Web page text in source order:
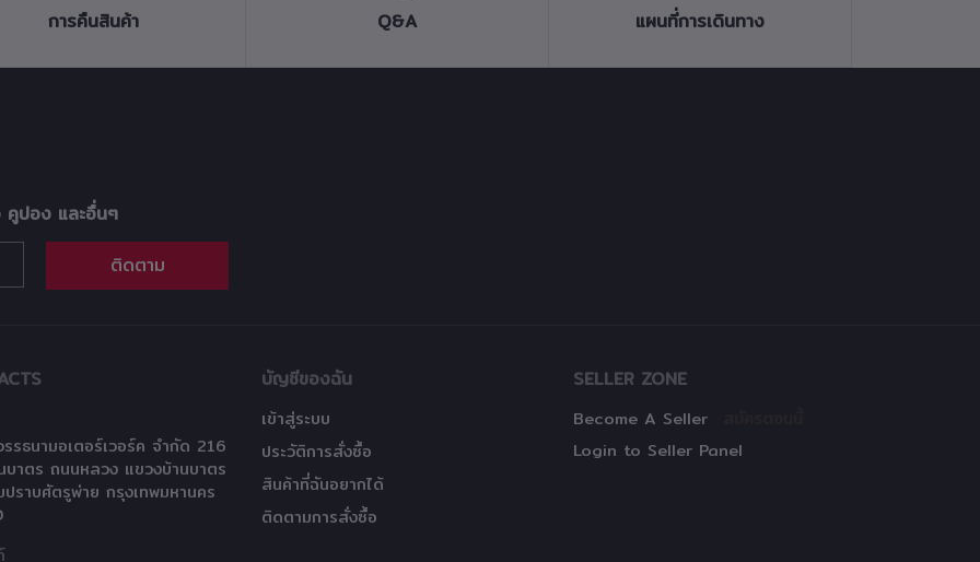
การคืนสินค้า Q&A แผนที่การเดินทาง
คูปอง และอื่นๆ
ติดตาม
รธนามอเตอร์เวอร์ค จำกัด 216
บาตร ถนนหลวง แขวงบ้านบาตร
ปราบศัตรูพ่าย กรุงเทพมหานคร
บัญชีของฉัน
เข้าสู่ระบบ
ประวัติการสั่งซื้อ
สินค้าที่ฉันอยากได้
ติดตามการสั่งซื้อ
SELLER ZONE
Become A Seller
Login to Seller Panel